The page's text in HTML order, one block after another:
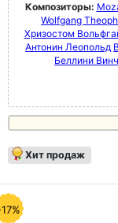
Композиторы:
Wolfgang
Хризостом
Антонин Леопольд
Беллини
Хит продаж